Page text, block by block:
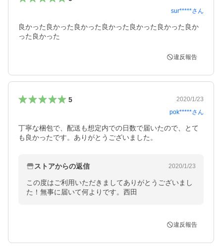
sur*****さん
良かった良かった良かった良かった良かった良かった良か
った良かった
違反報告
5
2020/1/23
pok*****さん
丁寧な梱包で、配送も想定内での日数で届いたので、とて
も良かったです。ありがとうございました。
ストアからの返信 2020/1/23
この度はご利用いただきましてありがとうございまし
た！無事に届いて何よりです。西田
違反報告